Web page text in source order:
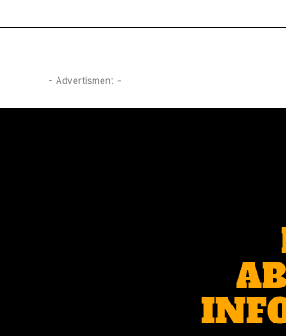
- Advertisment -